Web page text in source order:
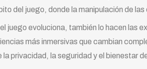
del juego, donde la manipulación de
juego evoluciona, también lo hacen las
más inmersivas que cambian
privacidad, la seguridad y el bienestar